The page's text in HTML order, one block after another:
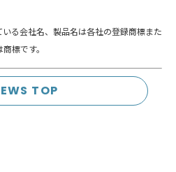
る会社名、製品名は各社の登録商標また
商標です。
TOP